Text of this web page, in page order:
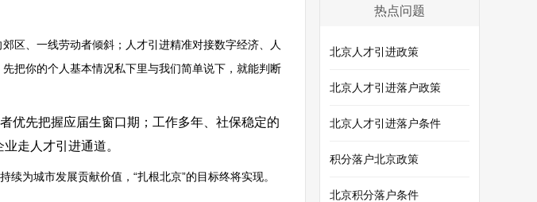
区、一线劳动者倾斜；人才引进精准对接数字经济、人
把你的个人基本情况私下里与我们简单说下，就能判断
优先把握应届生窗口期；工作多年、社保稳定的
走人才引进通道。
为城市发展贡献价值，“扎根北京”的目标终将实现。
热点问题
北京人才引进政策
北京人才引进落户政策
北京人才引进落户条件
积分落户北京政策
北京积分落户条件